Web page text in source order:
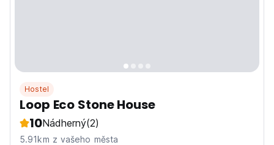
Hostel
Loop Eco Stone House
10Nádherný(2)
5.91km z vašeho města